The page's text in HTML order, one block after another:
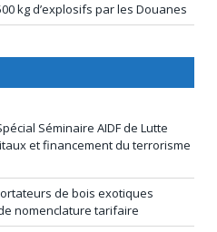
kg d’explosifs par les Douanes
Séminaire AIDF de Lutte
et financement du terrorisme
de bois exotiques
nomenclature tarifaire